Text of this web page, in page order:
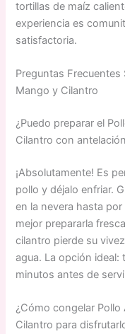
tortillas de maíz
experiencia es
satisfactoria.
Preguntas
Mango y Cilantro
¿Puedo preparar el
Cilantro con
¡Absolutamente! Es
pollo y déjalo enfriar.
en la nevera hasta
mejor prepararla
cilantro pierde su
agua. La opción ideal:
minutos antes de
¿Cómo congelar
Cilantro para